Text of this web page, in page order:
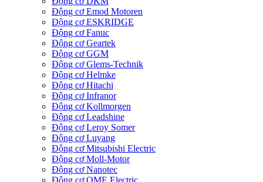
Động cơ Emod Motoren
Động cơ ESKRIDGE
Động cơ Fanuc
Động cơ Geartek
Động cơ GGM
Động cơ Glems-Technik
Động cơ Helmke
Động cơ Hitachi
Động cơ Infranor
Động cơ Kollmorgen
Động cơ Leadshine
Động cơ Leroy Somer
Động cơ Luyang
Động cơ Mitsubishi Electric
Động cơ Moll-Motor
Động cơ Nanotec
Động cơ OME Electric